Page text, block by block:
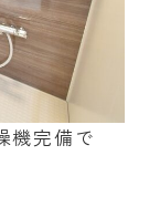
機完備で